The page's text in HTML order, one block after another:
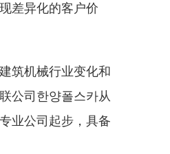
差异化的客户价
建筑机械行业变化和
公司한양폴스카从
业公司起步，具备